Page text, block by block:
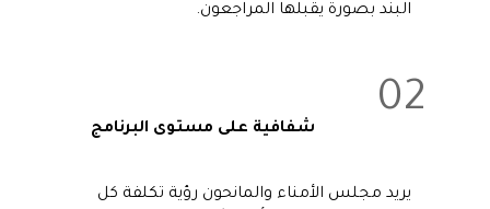
البند بصورة يقبلها المراجعون.
02
شفافية على مستوى البرنامج
يريد مجلس الأمناء والمانحون رؤية تكلفة كل